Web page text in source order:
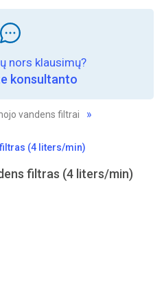
nors klausimų?
konsultanto
vandens filtrai
(4 liters/min)
filtras (4 liters/min)